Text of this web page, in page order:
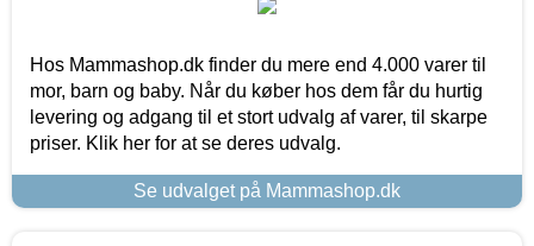
Hos Mammashop.dk finder du mere end 4.000 varer til
mor, barn og baby. Når du køber hos dem får du hurtig
levering og adgang til et stort udvalg af varer, til skarpe
priser. Klik her for at se deres udvalg.
Se udvalget på Mammashop.dk